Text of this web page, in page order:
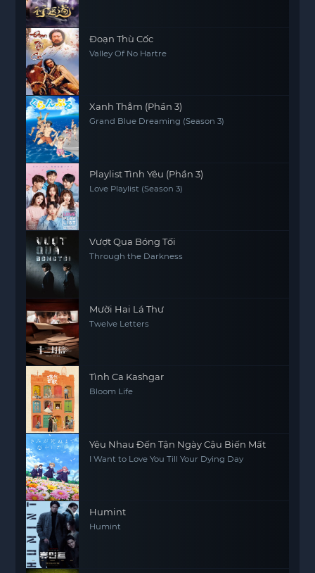
Đoạn Thù Cốc
Valley Of No Hartre
Xanh Thẳm (Phần 3)
Grand Blue Dreaming (Season 3)
Playlist Tình Yêu (Phần 3)
Love Playlist (Season 3)
Vượt Qua Bóng Tối
Through the Darkness
Mười Hai Lá Thư
Twelve Letters
Tình Ca Kashgar
Bloom Life
Yêu Nhau Đến Tận Ngày Cậu Biến Mất
I Want to Love You Till Your Dying Day
Humint
Humint